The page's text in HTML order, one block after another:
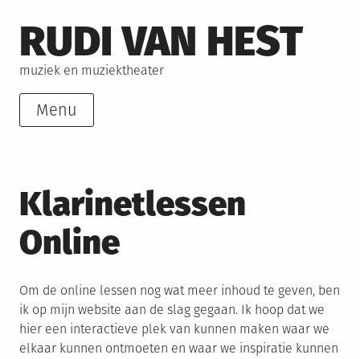
to
content
RUDI VAN HEST
muziek en muziektheater
Menu
Klarinetlessen
Online
Om de online lessen nog wat meer inhoud te geven, ben
ik op mijn website aan de slag gegaan. Ik hoop dat we
hier een interactieve plek van kunnen maken waar we
elkaar kunnen ontmoeten en waar we inspiratie kunnen